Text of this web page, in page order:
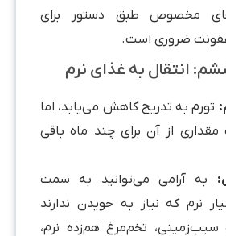
مخصوص طبق دستور برای
عفونت ضروری است.
انتقال به غذای نرم
تورم به تدریج کاهش می‌یابد، اما
از آن برای چند ماه باقی
به آرامی می‌توانید به سمت
نرم که نیاز به جویدن ندارند
سیب‌زمینی، تخم‌مرغ هم‌زده نرم،